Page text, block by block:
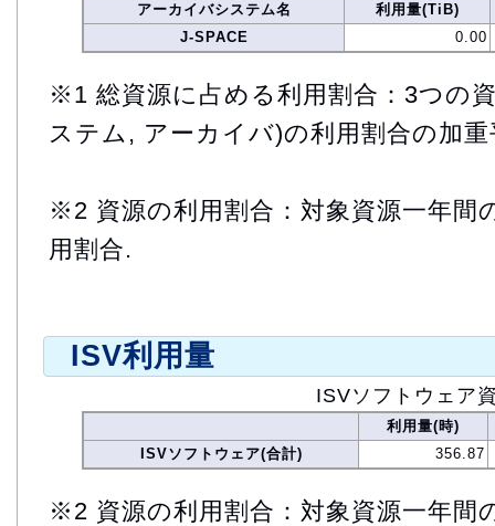
アーカイバシステム名
利用量(TiB)
J-SPACE
0.00
※1 総資源に占める利用割合：3つの
ステム, アーカイバ)の利用割合の加重
※2 資源の利用割合：対象資源一年間
用割合.
ISV利用量
ISVソフトウェア
利用量(時)
ISVソフトウェア(合計)
356.87
※2 資源の利用割合：対象資源一年間